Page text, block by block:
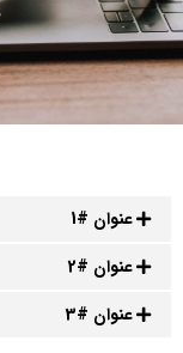
عنوان #1
عنوان #2
عنوان #3